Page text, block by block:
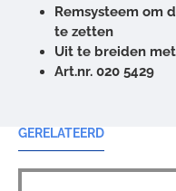
Remsysteem om
te zetten
Uit te breiden
Art.nr. 020 5429
GERELATEERD